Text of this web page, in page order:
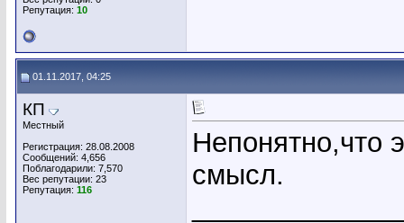
Репутация: 10
01.11.2017, 04:25
КП
Местный
Регистрация: 28.08.2008
Сообщений: 4,656
Поблагодарили: 7,570
Вес репутации: 23
Репутация: 116
Непонятно,что
смысл.